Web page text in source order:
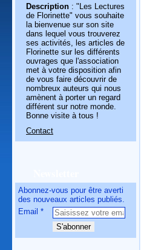
Description : "Les Lectures
de Florinette" vous souhaite
la bienvenue sur son site
dans lequel vous trouverez
ses activités, les articles de
Florinette sur les différents
ouvrages que l'association
met à votre disposition afin
de vous faire découvrir de
nombreux auteurs qui nous
amènent à porter un regard
différent sur notre monde.
Bonne visite à tous !
Contact
Abonnez-vous pour être averti
des nouveaux articles publiés.
Email